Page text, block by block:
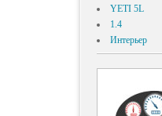
YETI 5L
1.4
Интерьер